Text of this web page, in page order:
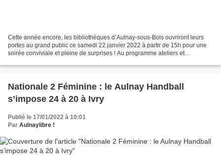
Cette année encore, les bibliothèques d’Aulnay-sous-Bois ouvriront leurs
portes au grand public ce samedi 22 janvier 2022 à partir de 15h pour une
soirée conviviale et pleine de surprises ! Au programme ateliers et
Nationale 2 Féminine : le Aulnay Handball
s’impose 24 à 20 à Ivry
Publié le 17/01/2022 à 10:01
Par Aulnaylibre !